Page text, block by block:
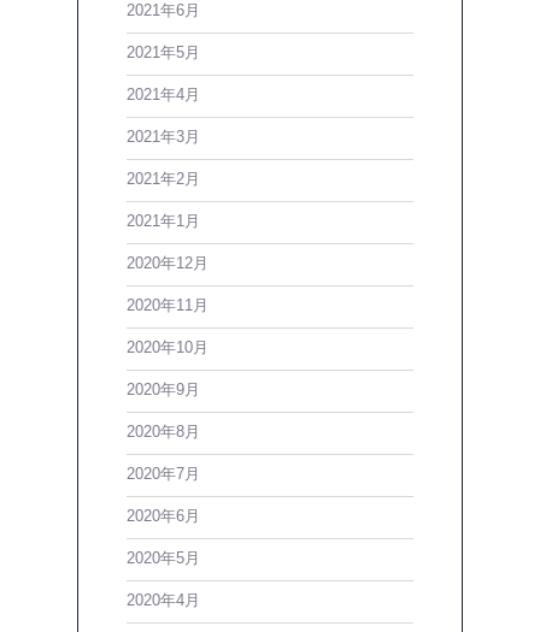
2021年6月
2021年5月
2021年4月
2021年3月
2021年2月
2021年1月
2020年12月
2020年11月
2020年10月
2020年9月
2020年8月
2020年7月
2020年6月
2020年5月
2020年4月